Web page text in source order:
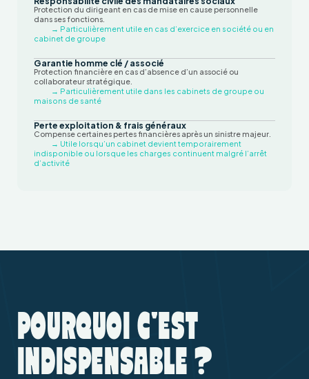
Protection du dirigeant en cas de mise en cause personnelle
dans ses fonctions.
→ Particulièrement utile en cas d’exercice en société ou en
cabinet de groupe
Garantie homme clé / associé
Protection financière en cas d’absence d’un associé ou
collaborateur stratégique.
→ Particulièrement utile dans les cabinets de groupe ou
maisons de santé
Perte exploitation & frais généraux
Compense certaines pertes financières après un sinistre majeur.
→ Utile lorsqu’un cabinet devient temporairement
indisponible ou lorsque les charges continuent malgré l’arrêt
d’activité
POURQUOI C'EST
INDISPENSABLE ?